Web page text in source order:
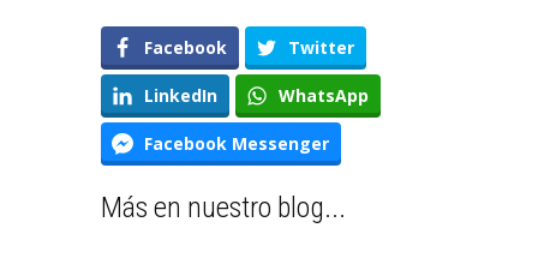
Facebook Twitter
LinkedIn WhatsApp
Facebook Messenger
Más en nuestro blog...